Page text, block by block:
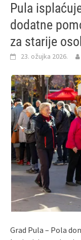
Pula
dodatne
za starije
23. ožujka 2026.
Grad Pula – Pola